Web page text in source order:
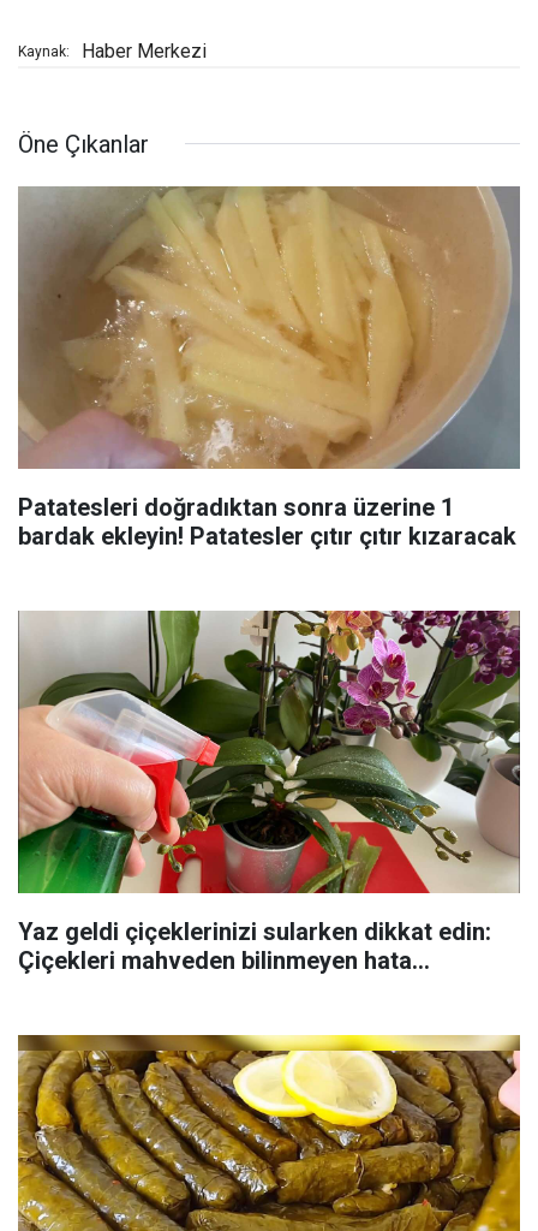
Kaynak: Haber Merkezi
Öne Çıkanlar
Patatesleri doğradıktan sonra üzerine 1
bardak ekleyin! Patatesler çıtır çıtır kızaracak
Yaz geldi çiçeklerinizi sularken dikkat edin:
Çiçekleri mahveden bilinmeyen hata...